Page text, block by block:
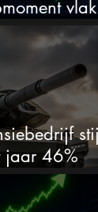
vlak
jaar 46%